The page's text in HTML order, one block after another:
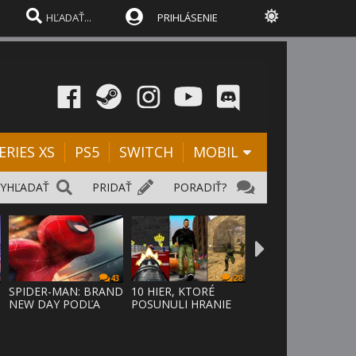
PRIHLÁSENIE
XS PS5 SWITCH MOBIL
PORADIŤ?
PRIDAŤ
43
SPIDER-MAN: BRAND
NEW DAY PODĽA
28
10 HIER, KTORÉ
POSUNULI HRANIE